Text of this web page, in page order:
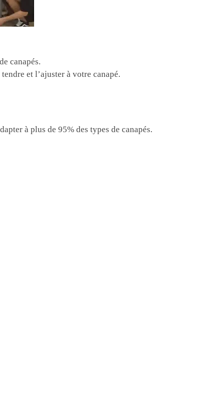
canapés.
et l’ajuster à votre canapé.
à plus de 95% des types de canapés.